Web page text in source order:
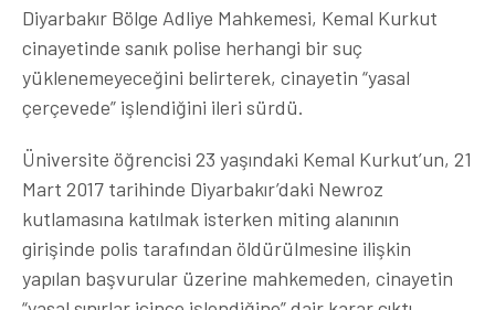
Diyarbakır Bölge Adliye Mahkemesi, Kemal Kurkut
cinayetinde sanık polise herhangi bir suç
yüklenemeyeceğini belirterek, cinayetin “yasal
çerçevede” işlendiğini ileri sürdü.
Üniversite öğrencisi 23 yaşındaki Kemal Kurkut’un, 21
Mart 2017 tarihinde Diyarbakır’daki Newroz
kutlamasına katılmak isterken miting alanının
girişinde polis tarafından öldürülmesine ilişkin
yapılan başvurular üzerine mahkemeden, cinayetin